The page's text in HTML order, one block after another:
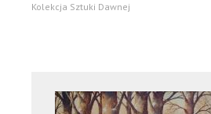
Kolekcja Sztuki Dawnej